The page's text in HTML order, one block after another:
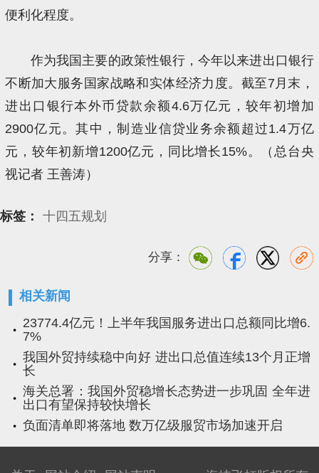
便利化程度。
作为我国主要的政策性银行，今年以来进出口银行
不断加大服务国家战略和实体经济力度。截至7月末，
进出口银行本外币贷款余额4.6万亿元，较年初增加
2900亿元。其中，制造业信贷业务余额超过1.4万亿
元，较年初新增1200亿元，同比增长15%。（总台央
视记者 王善涛）
标签： 十四五规划
分享：
相关新闻
23774.4亿元！上半年我国服务进出口总额同比增6.
7%
我国外贸持续稳中向好 进出口总值连续13个月正增
长
海关总署：我国外贸稳增长态势进一步巩固 全年进
出口有望保持较快增长
负面清单即将落地 数万亿级服贸市场加速开启